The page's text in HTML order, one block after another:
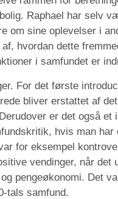
Raphael har selv
om sine oplevelser i
hvordan dette
i samfundet er
For det første
bliver erstattet af
er det også
hvis man har
for eksempel
vendinger, når det
pengeøkonomi. Det
tals samfund.